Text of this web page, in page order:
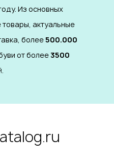
Из основных
актуальные
более500.000
от более3500